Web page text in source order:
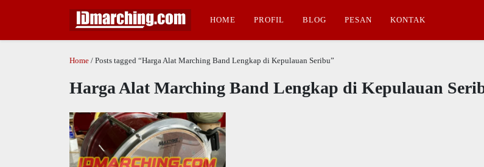
HOME PROFIL BLOG PESAN KONTAK
Home / Posts tagged “Harga Alat Marching Band Lengkap di Kepulauan Seribu”
Harga Alat Marching Band Lengkap di Kepulauan